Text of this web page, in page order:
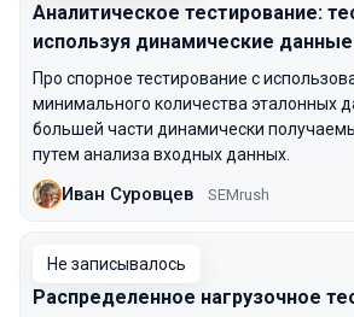
Аналитическое тестирование:
используя динамические данные
Про спорное тестирование с
минимального количества эталонных
большей части динамически
путем анализа входных данных.
Иван Суровцев SEMrush
Не записывалось
Распределенное нагрузочное